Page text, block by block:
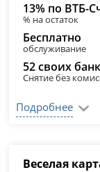
13% по ВТБ-
% на остаток
Бесплатно
обслуживание
52 своих
Снятие без
Подробнее
Веселая